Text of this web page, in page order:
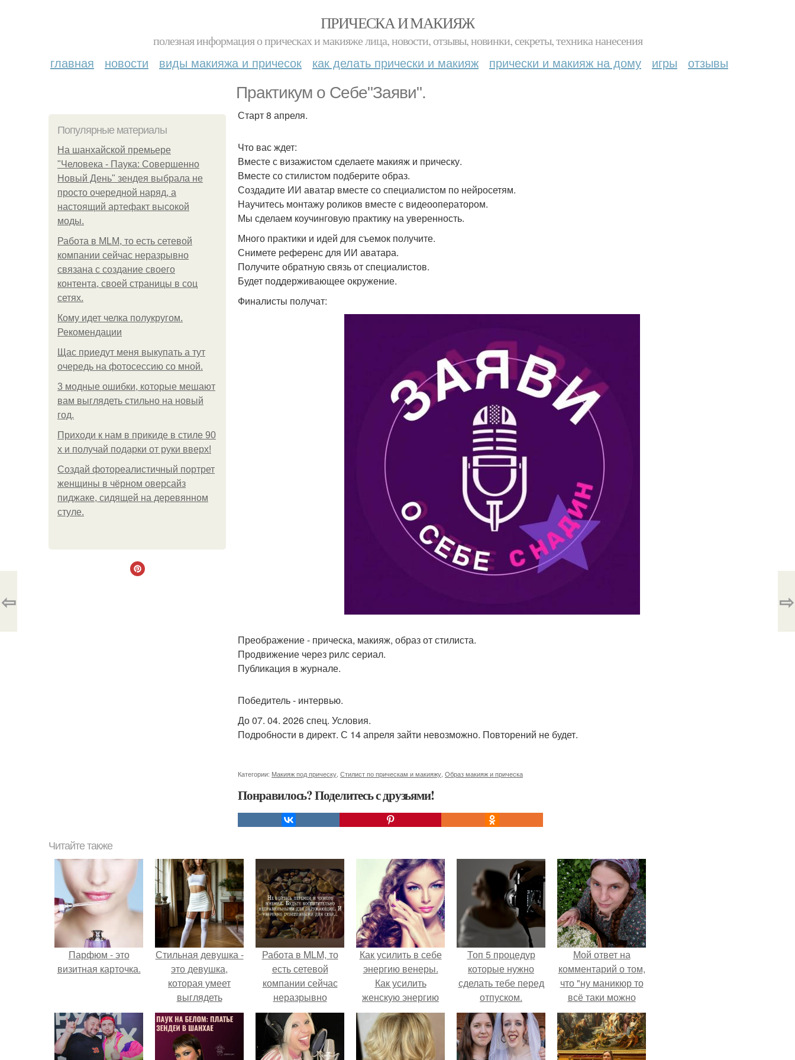
ПРИЧЕСКА И МАКИЯЖ
полезная информация о прическах и макияже лица, новости, отзывы, новинки, секреты, техника нанесения
главная новости виды макияжа и причесок как делать прически и макияж прически и макияж на дому игры отзывы
Практикум о Себе"Заяви".
Популярные материалы
На шанхайской премьере
"Человека - Паука: Совершенно
Новый День" зендея выбрала не
просто очередной наряд, а
настоящий артефакт высокой
моды.
Работа в MLM, то есть сетевой
компании сейчас неразрывно
связана с создание своего
контента, своей страницы в соц
сетях.
Кому идет челка полукругом.
Рекомендации
Щас приедут меня выкупать а тут
очередь на фотосессию со мной.
3 модные ошибки, которые мешают
вам выглядеть стильно на новый
год.
Приходи к нам в прикиде в стиле 90
х и получай подарки от руки вверх!
Создай фотореалистичный портрет
женщины в чёрном оверсайз
пиджаке, сидящей на деревянном
стуле.
Старт 8 апреля.
Что вас ждет:
Вместе с визажистом сделаете макияж и прическу.
Вместе со стилистом подберите образ.
Создадите ИИ аватар вместе со специалистом по нейросетям.
Научитесь монтажу роликов вместе с видеооператором.
Мы сделаем коучинговую практику на уверенность.
Много практики и идей для съемок получите.
Снимете референс для ИИ аватара.
Получите обратную связь от специалистов.
Будет поддерживающее окружение.
Финалисты получат:
Преображение - прическа, макияж, образ от стилиста.
Продвижение через рилс сериал.
Публикация в журнале.
Победитель - интервью.
До 07. 04. 2026 спец. Условия.
Подробности в директ. С 14 апреля зайти невозможно. Повторений не будет.
Категории: Макияж под прическу Стилист по прическам и макияжу Образ макияж и прическа
Понравилось? Поделитесь с друзьями!
⇦ ⇨
Читайте также
Парфюм - это
визитная карточка.
Стильная девушка -
это девушка,
которая умеет
выглядеть
привлекательно и
элегантно в любои
ситуации.
Работа в MLM, то
есть сетевой
компании сейчас
неразрывно
связана с создание
своего контента,
своей страницы в
соц сетях.
Как усилить в себе
энергию венеры.
Как усилить
женскую энергию
Венеры?
Топ 5 процедур
которые нужно
сделать тебе перед
отпуском.
Мой ответ на
комментарий о том,
что "ну маникюр то
всё таки можно
было бы сделать.